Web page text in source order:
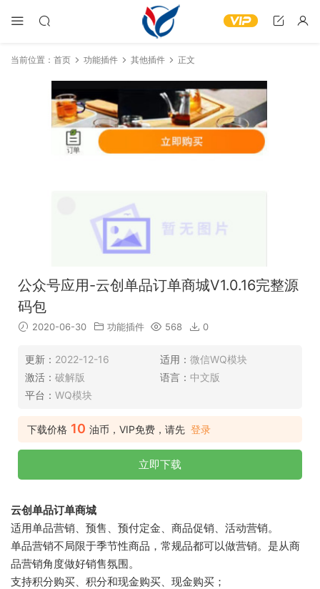
当前位置： 首页 功能插件 其他插件 正文
公众号应用-云创单品订单商城V1.0.16完整源
码包
2020-06-30 功能插件 568 0
更新： 2022-12-16 适用： 微信WQ模块
激活： 破解版 语言： 中文版
平台： WQ模块
下载价格 10 油币，VIP免费，请先 登录
立即下载
云创单品订单商城
适用单品营销、预售、预付定金、商品促销、活动营销。
单品营销不局限于季节性商品，常规品都可以做营销。是从商
品营销角度做好销售氛围。
支持积分购买、积分和现金购买、现金购买；